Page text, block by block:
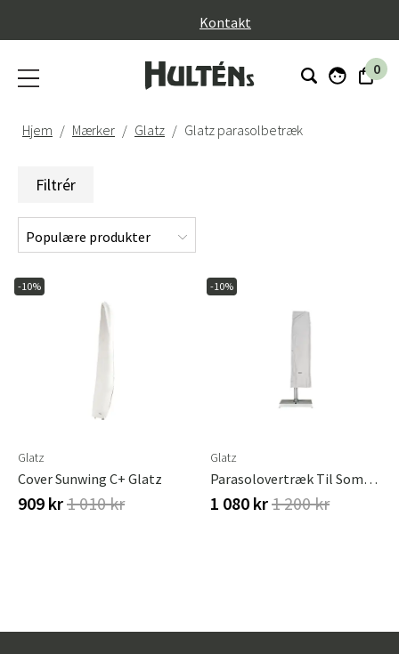
Kontakt
0
Hjem Mærker Glatz Glatz parasolbetræk
Filtrér
-10%
Glatz
Cover Sunwing C+ Glatz
909 kr1 010 kr
-10%
Glatz
Parasolovertræk Til Sombrano 400x300 Cm Og 400 Cm Og 350x350 Cm
1 080 kr1 200 kr